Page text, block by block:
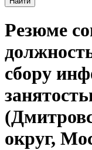
Резюме
сбору
округ,